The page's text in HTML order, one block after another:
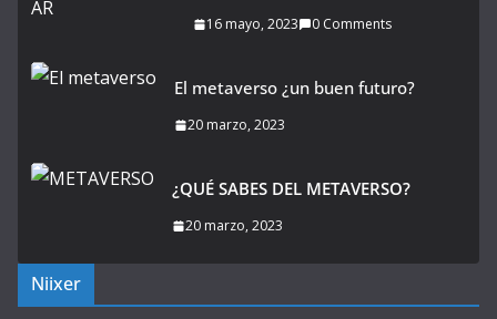
16 mayo, 2023 0 Comments
El metaverso ¿un buen futuro?
20 marzo, 2023
¿QUÉ SABES DEL METAVERSO?
20 marzo, 2023
Niixer